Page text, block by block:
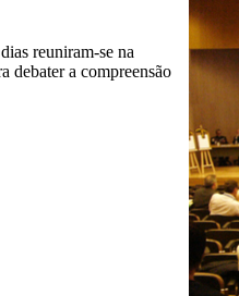
reuniram-se na
debater a compreensão